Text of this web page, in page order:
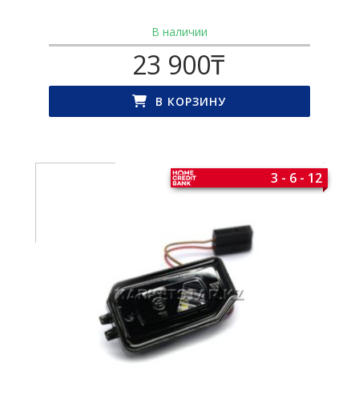
В наличии
23 900₸
В КОРЗИНУ
3 - 6 - 12